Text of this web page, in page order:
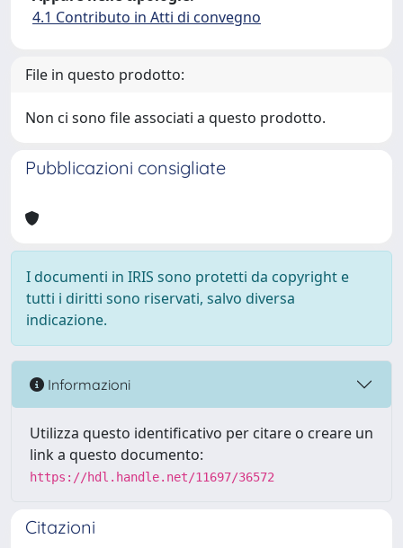
4.1 Contributo in Atti di convegno
File in questo prodotto:
Non ci sono file associati a questo prodotto.
Pubblicazioni consigliate
I documenti in IRIS sono protetti da copyright e
tutti i diritti sono riservati, salvo diversa
indicazione.
Informazioni
Utilizza questo identificativo per citare o creare un
link a questo documento:
https://hdl.handle.net/11697/36572
Citazioni